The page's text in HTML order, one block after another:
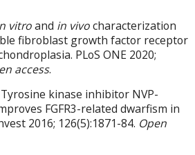
vitroand in vivocharacterization
fibroblast growth factor receptor
PLoS ONE 2020;
access.
kinase inhibitor NVP-
FGFR3-related dwarfism in
2016; 126(5):1871-84. Open